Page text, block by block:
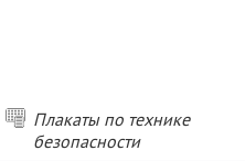
Плакаты по технике
безопасности